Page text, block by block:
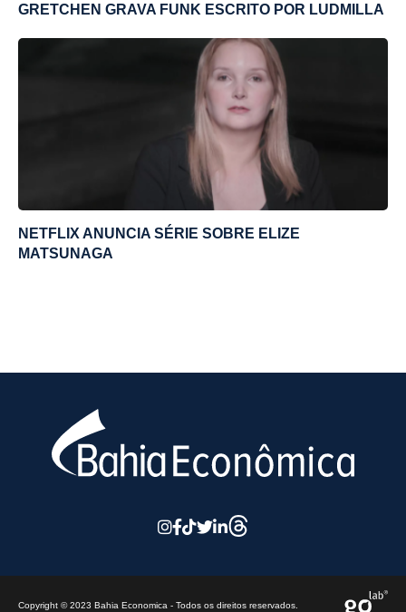
GRETCHEN GRAVA FUNK ESCRITO POR LUDMILLA
NETFLIX ANUNCIA SÉRIE SOBRE ELIZE
MATSUNAGA
Copyright © 2023 Bahia Economica - Todos os direitos reservados.